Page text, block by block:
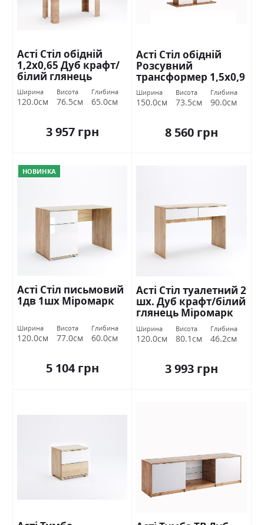
Асті Стіл обідній
1,2х0,65 Дуб крафт/
білий глянець
Міромарк
Ширина
120.0см
Висота
76.5см
Глибина
65.0см
3 957 грн
Асті Стіл обідній
Розсувний
трансформер 1,5х0,9
Дуб крафт/білий
глянець Міромарк
Ширина
150.0см
Висота
73.5см
Глибина
90.0см
8 560 грн
НОВИНКА
Асті Стіл письмовий
1дв 1шх Міромарк
Ширина
120.0см
Висота
77.0см
Глибина
60.0см
5 104 грн
Асті Стіл туалетний 2
шх. Дуб крафт/білий
глянець Міромарк
Ширина
120.0см
Висота
80.1см
Глибина
46.2см
3 993 грн